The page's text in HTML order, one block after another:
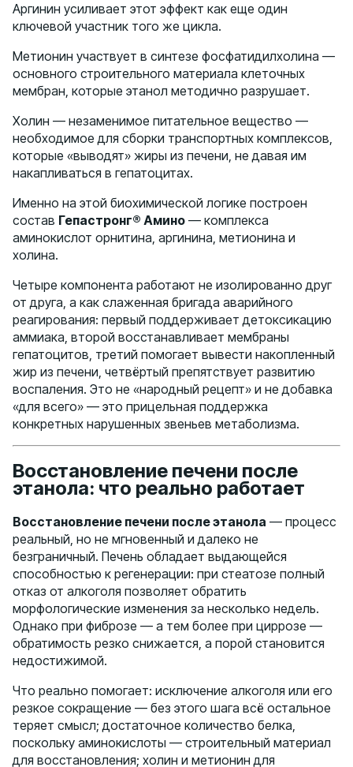
Аргинин усиливает этот эффект как еще один
ключевой участник того же цикла.
Метионин участвует в синтезе фосфатидилхолина —
основного строительного материала клеточных
мембран, которые этанол методично разрушает.
Холин — незаменимое питательное вещество —
необходимое для сборки транспортных комплексов,
которые «выводят» жиры из печени, не давая им
накапливаться в гепатоцитах.
Именно на этой биохимической логике построен
состав Гепастронг® Амино — комплекса
аминокислот орнитина, аргинина, метионина и
холина.
Четыре компонента работают не изолированно друг
от друга, а как слаженная бригада аварийного
реагирования: первый поддерживает детоксикацию
аммиака, второй восстанавливает мембраны
гепатоцитов, третий помогает вывести накопленный
жир из печени, четвёртый препятствует развитию
воспаления. Это не «народный рецепт» и не добавка
«для всего» — это прицельная поддержка
конкретных нарушенных звеньев метаболизма.
Восстановление печени после
этанола: что реально работает
Восстановление печени после этанола — процесс
реальный, но не мгновенный и далеко не
безграничный. Печень обладает выдающейся
способностью к регенерации: при стеатозе полный
отказ от алкоголя позволяет обратить
морфологические изменения за несколько недель.
Однако при фиброзе — а тем более при циррозе —
обратимость резко снижается, а порой становится
недостижимой.
Что реально помогает: исключение алкоголя или его
резкое сокращение — без этого шага всё остальное
теряет смысл; достаточное количество белка,
поскольку аминокислоты — строительный материал
для восстановления; холин и метионин для